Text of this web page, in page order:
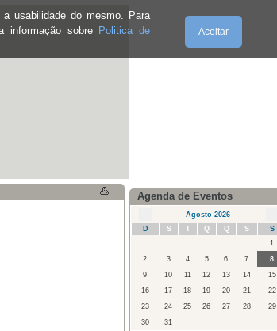
usabilidade do mesmo. Para
informação sobre Politica de
Aceitar
Agenda de Eventos
Agosto 2026
D
S T Q Q S
S
1
2
3 4 5 6 7
8
9
10 11 12 13 14
15
16
17 18 19 20 21
22
23
24 25 26 27 28
29
30
31